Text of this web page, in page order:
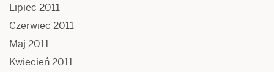
Lipiec 2011
Czerwiec 2011
Maj 2011
Kwiecień 2011